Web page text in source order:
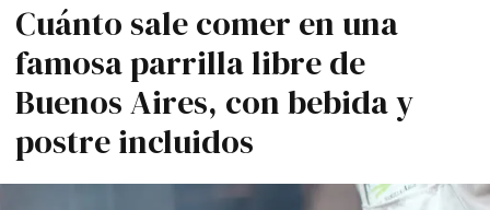
Cuánto sale comer en una
famosa parrilla libre de
Buenos Aires, con bebida y
postre incluidos